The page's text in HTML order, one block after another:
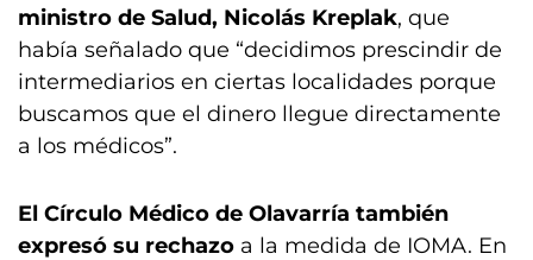
ministro de Salud, Nicolás Kreplak, que
había señalado que “decidimos prescindir de
intermediarios en ciertas localidades porque
buscamos que el dinero llegue directamente
a los médicos”.
El Círculo Médico de Olavarría también
expresó su rechazo a la medida de IOMA. En